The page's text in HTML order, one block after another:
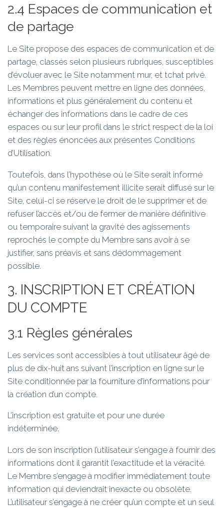
2.4 Espaces de communication et
de partage
Le Site propose des espaces de communication et de
partage, classés selon plusieurs rubriques, susceptibles
d’évoluer avec le Site notamment mur, et tchat privé.
Les Membres peuvent mettre en ligne des données,
informations et plus généralement du contenu et
échanger des informations dans le cadre de ces
espaces ou sur leur profil dans le strict respect de la loi
et des règles énoncées aux présentes Conditions
d’Utilisation.
Toutefois, dans l’hypothèse où le Site serait informé
qu’un contenu manifestement illicite serait diffusé sur le
Site, celui-ci se réserve le droit de le supprimer et de
refuser l’accès et/ou de fermer de manière définitive
ou temporaire suivant la gravité des agissements
reprochés le compte du Membre sans avoir à se
justifier, sans préavis et sans dédommagement
possible.
3. INSCRIPTION ET CRÉATION
DU COMPTE
3.1 Règles générales
Les services sont accessibles à tout utilisateur âgé de
plus de dix-huit ans suivant l’inscription en ligne sur le
Site conditionnée par la fourniture d’informations pour
la création d’un compte.
L’inscription est gratuite et pour une durée
indéterminée.
Lors de son inscription l’utilisateur s’engage à fournir des
informations dont il garantit l’exactitude et la véracité.
Le Membre s’engage à modifier immédiatement toute
information qui deviendrait inexacte ou obsolète.
L’utilisateur s’engage à ne créer qu’un compte et un seul